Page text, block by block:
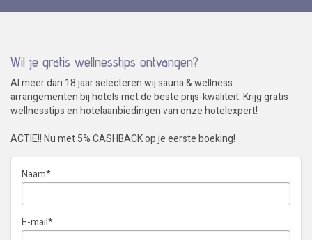
Wil je gratis wellnesstips ontvangen?
Al meer dan 18 jaar selecteren wij sauna & wellness
arrangementen bij hotels met de beste prijs-kwaliteit. Krijg gratis
wellnesstips en hotelaanbiedingen van onze hotelexpert!
ACTIE!! Nu met 5% CASHBACK op je eerste boeking!
Naam*
E-mail*